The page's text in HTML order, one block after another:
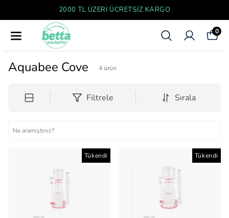
2000 TL ÜZERI ÜCRETSIZ KARGO
0
Aquabee Cove 4 ürün
Filtrele Sırala
Tükendi Tükendi